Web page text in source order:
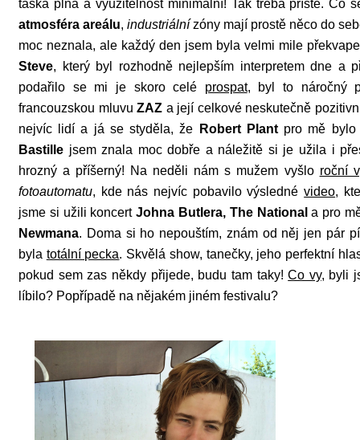
taška plná a využitelnost minimální! Tak třeba příště. Co
atmosféra areálu, industriálnízóny mají prostě něco do
moc neznala, ale každý den jsem byla velmi mile
Steve, který byl rozhodně nejlepším interpretem dne a
podařilo se mi je skoro celé prospat, byl to náročný
francouzskou mluvu ZAZ a její celkové neskutečně
nejvíc lidí a já se styděla, že
Robert Plantpro mě bylo
Bastille jsem znala moc dobře a náležitě si je užila i
hrozný a příšerný! Na neděli nám s mužem vyšlo roční
fotoautomatu, kde nás nejvíc pobavilo výslednévideo,
jsme si užili koncertJohna Butlera, The National a pro
Newmana. Doma si ho nepouštím, znám od něj jen pár
byla totální pecka. Skvělá show, tanečky, jeho perfektní
pokud sem zas někdy přijede, budu tam taky!Co vy, byli
líbilo? Popřípadě na nějakém jiném festivalu?